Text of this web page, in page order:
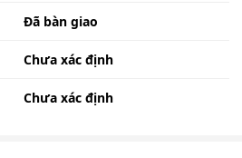
Đã bàn giao
Chưa xác định
Chưa xác định